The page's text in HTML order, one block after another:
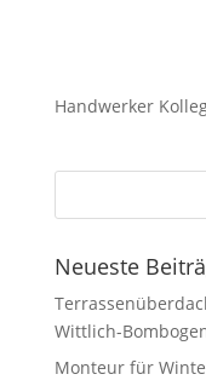
Handwerker
Neueste
Wittlich-
Monteur für